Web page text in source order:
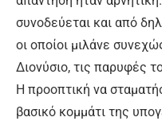
συνοδεύεται και από
οι οποίοι μιλάνε
Διονύσιο, τις παρυφές
Η προοπτική να
βασικό κομμάτι της